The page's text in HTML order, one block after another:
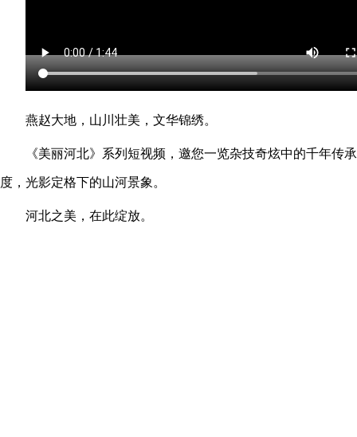
燕赵大地，山川壮美，文华锦绣。
《美丽河北》系列短视频，邀您一览杂技奇炫中的千年传
度，光影定格下的山河景象。
河北之美，在此绽放。